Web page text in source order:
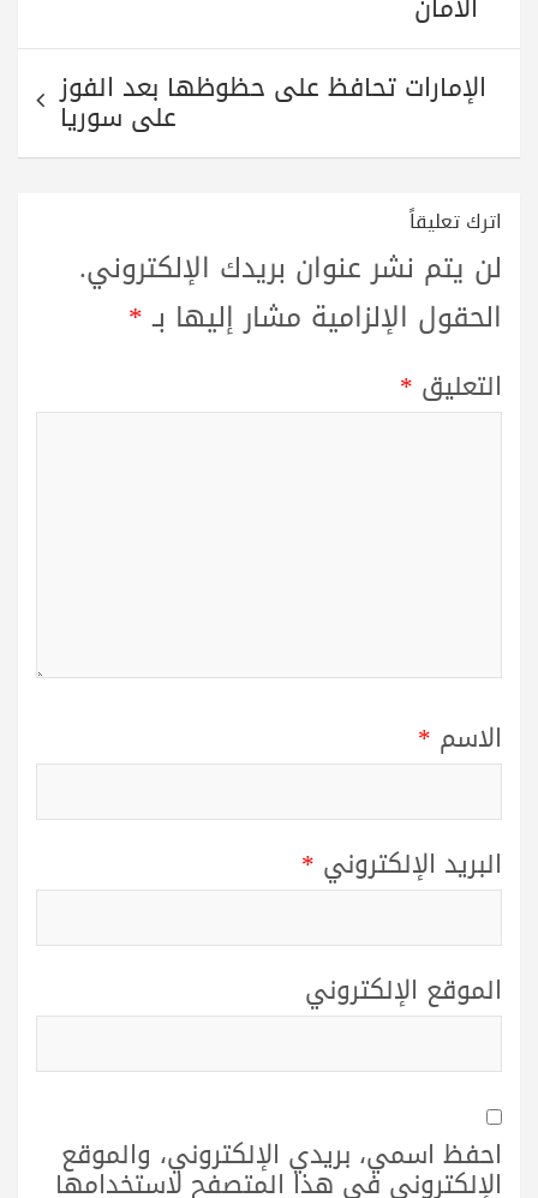
الإمارات تحافظ على حظوظها بعد الفوز
على سوريا
اترك تعليقاً
لن يتم نشر عنوان بريدك الإلكتروني.
الحقول الإلزامية مشار إليها بـ*
التعليق *
الاسم *
البريد الإلكتروني *
الموقع الإلكتروني
احفظ اسمي، بريدي الإلكتروني، والموقع
الإلكتروني في هذا المتصفح لاستخدامها